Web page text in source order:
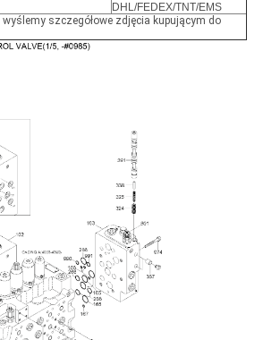
DHL/FEDEX/TNT/EMS
szczegółowe zdjęcia kupującym do